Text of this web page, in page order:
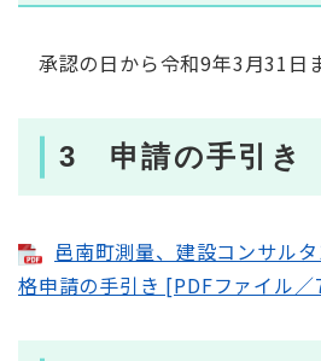
承認の日から令和9年3月31日
3 申請の手引き
邑南町測量、建設コンサル
格申請の手引き [PDFファイル